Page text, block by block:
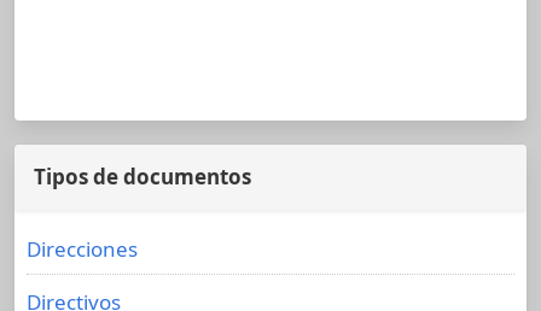
Tipos de documentos
Direcciones
Directivos